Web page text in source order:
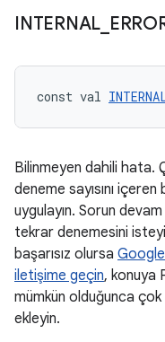
INTERNAL
const val
Bilinmeyen dahili hata.
deneme sayısını
uygulayın. Sorun
tekrar denemesini
başarısız olursa
iletişime geçin, konuya
mümkün olduğunca
ekleyin.